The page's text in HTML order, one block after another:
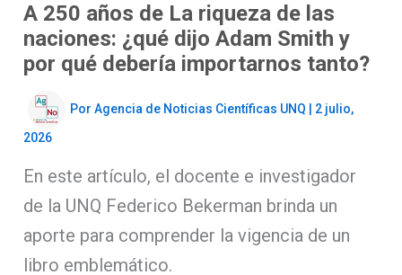
A 250 años de La riqueza de las
naciones: ¿qué dijo Adam Smith y
por qué debería importarnos tanto?
PorAgencia de Noticias Científicas UNQ 2 julio,
2026
En este artículo, el docente e investigador
de la UNQ Federico Bekerman brinda un
aporte para comprender la vigencia de un
libro emblemático.